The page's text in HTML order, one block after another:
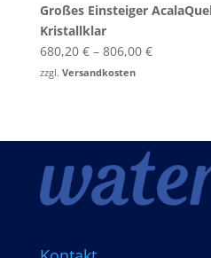
Großes Einsteiger
Kristallklar
680,20 €– 806,00 €
zzgl. Versandkosten